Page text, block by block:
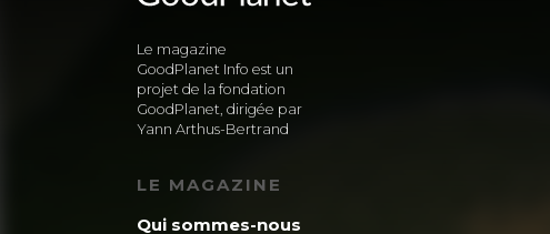
Le magazine
GoodPlanet Info est un
projet de la fondation
GoodPlanet, dirigée par
Yann Arthus-Bertrand
LE MAGAZINE
Qui sommes-nous